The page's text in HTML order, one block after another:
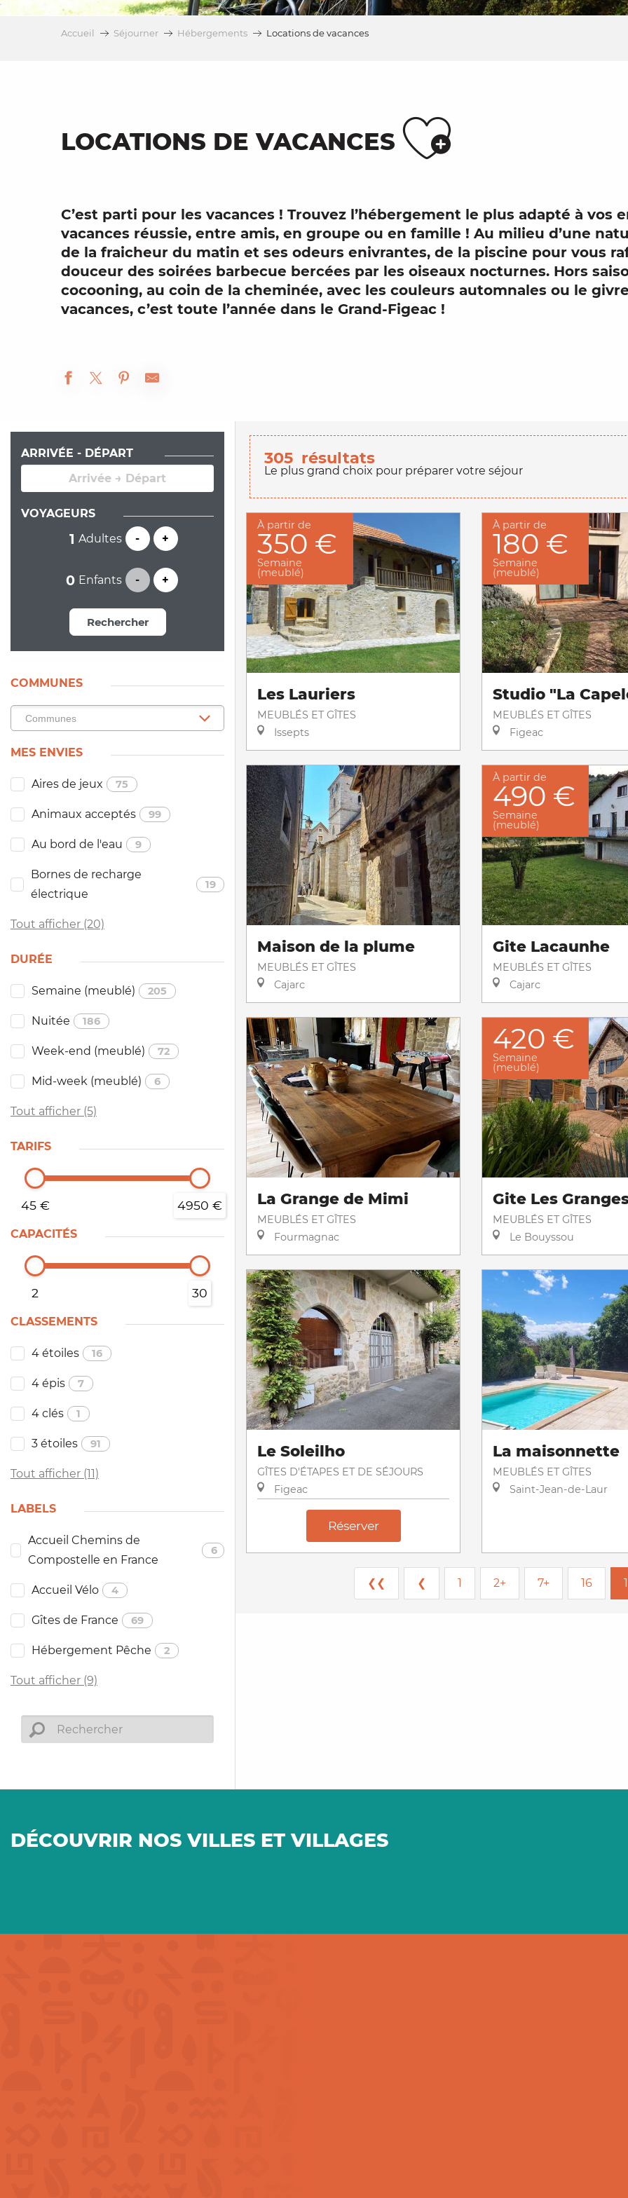
Accueil Séjourner Hébergements Locations de vacances
LOCATIONS DE VACANCES
C’est parti pour les vacances ! Trouvez l’hébergement le plus adapté à vos
vacances réussie, entre amis, en groupe ou en famille ! Au milieu d’une
de la fraicheur du matin et ses odeurs enivrantes, de la piscine pour vous
douceur des soirées barbecue bercées par les oiseaux nocturnes. Hors
cocooning, au coin de la cheminée, avec les couleurs automnales ou le
vacances, c’est toute l’année dans le Grand-Figeac !
ARRIVÉE - DÉPART
VOYAGEURS
Adultes
- +
Enfants - +
Rechercher
COMMUNES
MES ENVIES
Aires de jeux 75
Animaux acceptés 99
Au bord de l'eau 9
Bornes de recharge
électrique
19
Tout afficher (20)
DURÉE
Semaine (meublé) 205
Nuitée 186
Week-end (meublé) 72
Mid-week (meublé) 6
Tout afficher (5)
TARIFS
45 € 4950 €
CAPACITÉS
2 30
CLASSEMENTS
4 étoiles 16
4 épis 7
4 clés 1
3 étoiles 91
Tout afficher (11)
LABELS
Accueil Chemins de
Compostelle en France
6
Accueil Vélo 4
Gîtes de France 69
Hébergement Pêche 2
Tout afficher (9)
305 résultats
Le plus grand choix pour préparer votre séjour
À partir de
350 €
Semaine
(meublé)
Les Lauriers
MEUBLÉS ET GÎTES
Issepts
À partir de
180 €
Semaine
(meublé)
Studio "La
MEUBLÉS ET GÎTES
Figeac
Maison de la plume
MEUBLÉS ET GÎTES
Cajarc
À partir de
490 €
Semaine
(meublé)
Gite Lacaunhe
MEUBLÉS ET GÎTES
Cajarc
La Grange de Mimi
MEUBLÉS ET GÎTES
Fourmagnac
420 €
Semaine
(meublé)
Gite Les
MEUBLÉS ET GÎTES
Le Bouyssou
Le Soleilho
GÎTES D'ÉTAPES ET DE SÉJOURS
Figeac
Réserver
La maisonnette
MEUBLÉS ET GÎTES
Saint-Jean-de-Laur
❮❮ ❮ 1 2+ 7+ 16
DÉCOUVRIR NOS VILLES ET VILLAGES